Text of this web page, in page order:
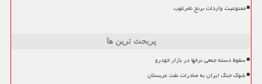
ممنوعیت واردات برنج نامرغوب
پربحث ترین ها
سقوط دسته جمعی نرخها در بازار خودرو
شوک جنگ ایران به صادرات نفت عربستان